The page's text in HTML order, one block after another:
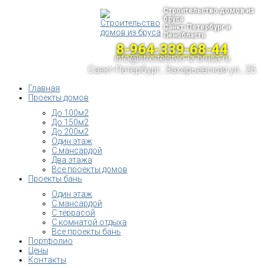
Строительство домов из
бруса
Санкт-Петербург и
Ленобласть
8-964-339-68-44
info@stroitelstvo-iz-brusa.ru
Санкт-Петербург, Захарьевская ул., 25
Главная
Проекты домов
До 100м2
До 150м2
До 200м2
Один этаж
С мансардой
Два этажа
Все проекты домов
Проекты бань
Один этаж
С мансардой
С террасой
С комнатой отдыха
Все проекты бань
Портфолио
Цены
Контакты